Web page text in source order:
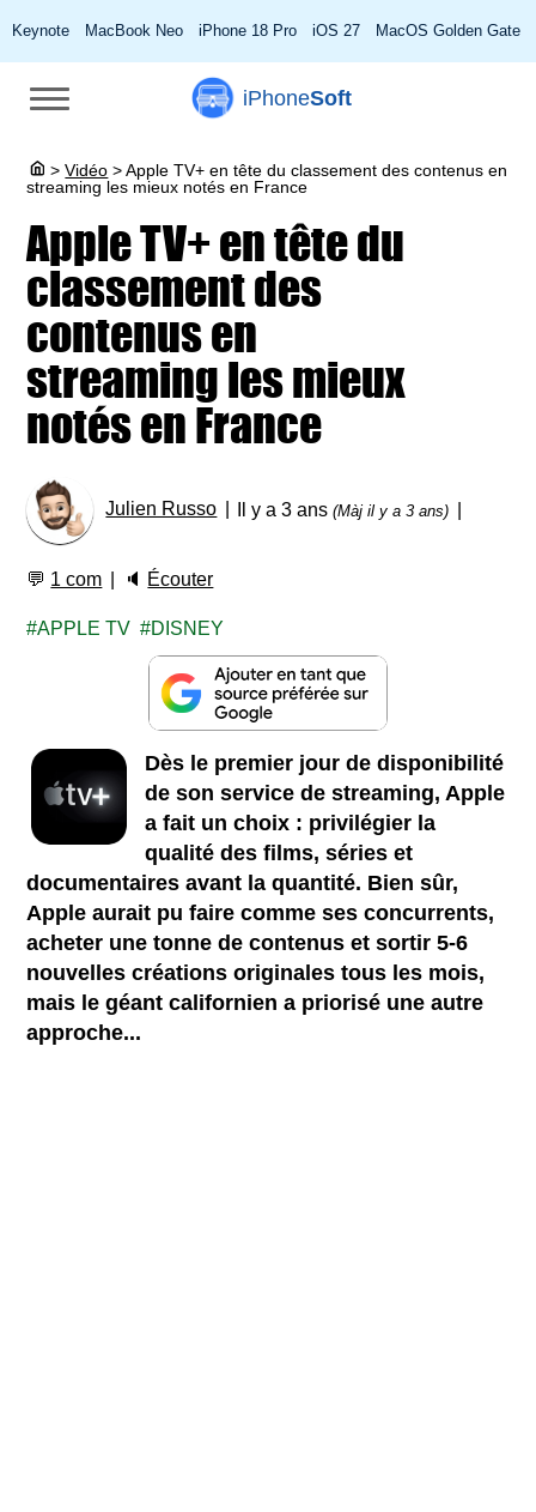
Keynote MacBook Neo iPhone 18 Pro iOS 27 MacOS Golden Gate
iPhoneSoft
> Vidéo >Apple TV+ en tête du classement des contenus en
streaming les mieux notés en France
Apple TV+ en tête du
classement des
contenus en
streaming les mieux
notés en France
Julien Russo Il y a 3 ans(Màj il y a 3 ans)
💬 1 com 🔈 Écouter
APPLE TV DISNEY
Dès le premier jour de disponibilité
de son service de streaming, Apple
a fait un choix : privilégier la
qualité des films, séries et
documentaires avant la quantité. Bien sûr,
Apple aurait pu faire comme ses concurrents,
acheter une tonne de contenus et sortir 5-6
nouvelles créations originales tous les mois,
mais le géant californien a priorisé une autre
approche...